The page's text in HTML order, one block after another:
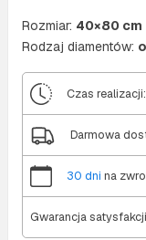
Rozmiar: 40×80 cm
Rodzaj diamentów:
Czas realizacji:
Darmowa
30 dni na
Gwarancja